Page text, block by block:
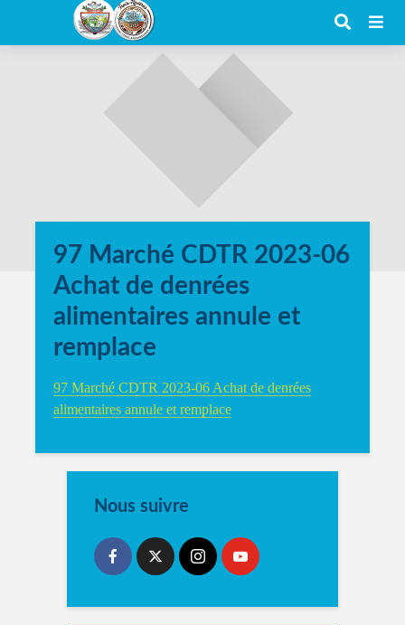
97 Marché CDTR 2023-06
Achat de denrées
alimentaires annule et
remplace
97 Marché CDTR 2023-06 Achat de denrées
alimentaires annule et remplace
Nous suivre